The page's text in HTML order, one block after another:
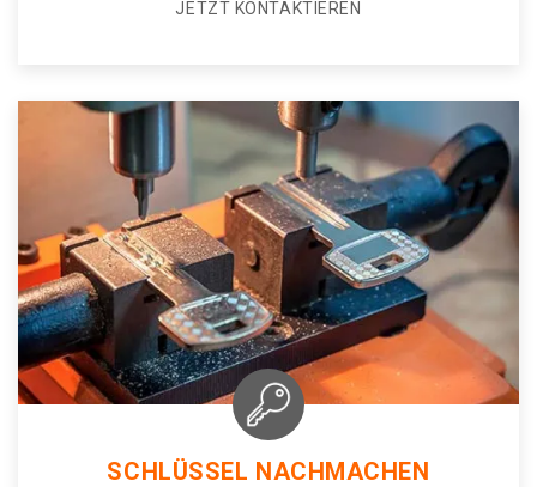
JETZT KONTAKTIEREN
SCHLÜSSEL NACHMACHEN